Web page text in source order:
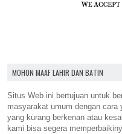
MOHON MAAF LAHIR DAN BATIN
Situs Web ini bertujuan untuk
masyarakat umum dengan cara
yang kurang berkenan atau
kami bisa segera